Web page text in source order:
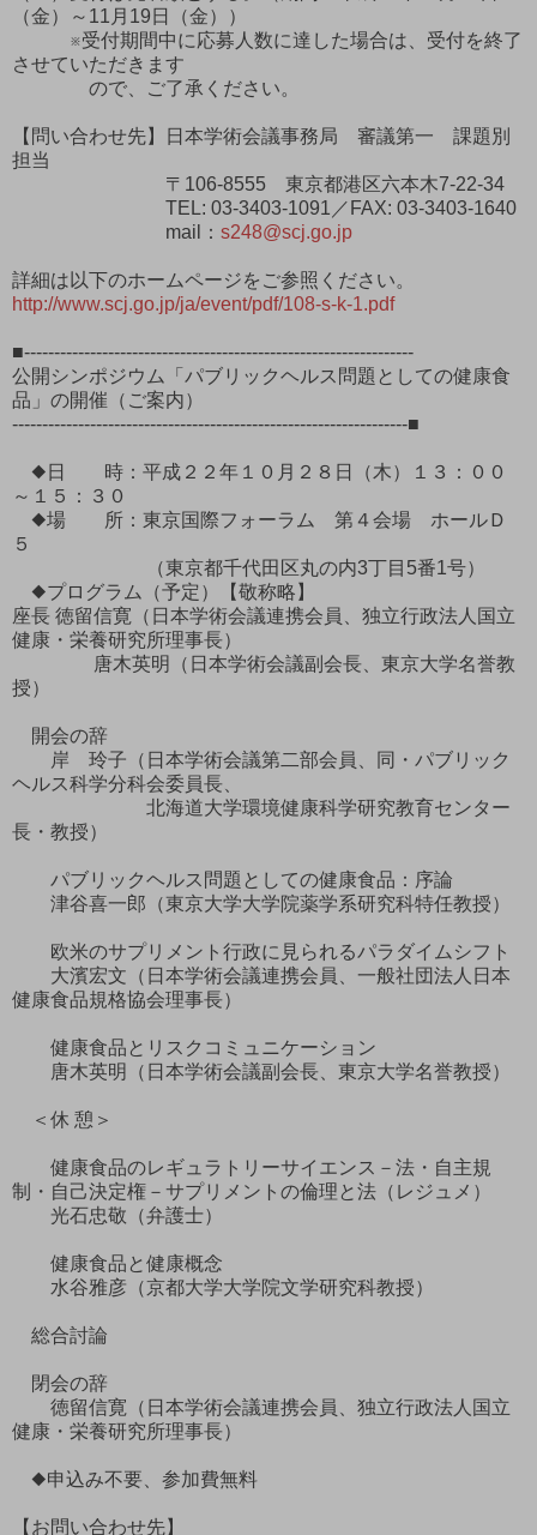
（金）～11月19日（金））
※受付期間中に応募人数に達した場合は、受付を終了
させていただきます
ので、ご了承ください。
【問い合わせ先】日本学術会議事務局 審議第一 課題別
担当
〒106-8555 東京都港区六本木7-22-34
TEL: 03-3403-1091／FAX: 03-3403-1640
mail： s248@scj.go.jp
詳細は以下のホームページをご参照ください。
http://www.scj.go.jp/ja/event/pdf/108-s-k-1.pdf
■-----------------------------------------------------------------
公開シンポジウム「パブリックヘルス問題としての健康食
品」の開催（ご案内）
------------------------------------------------------------------■
◆日 時：平成２２年１０月２８日（木）１３：００
～１５：３０
◆場 所：東京国際フォーラム 第４会場 ホールＤ
５
（東京都千代田区丸の内3丁目5番1号）
◆プログラム（予定）【敬称略】
座長 徳留信寛（日本学術会議連携会員、独立行政法人国立
健康・栄養研究所理事長）
唐木英明（日本学術会議副会長、東京大学名誉教
授）
開会の辞
岸 玲子（日本学術会議第二部会員、同・パブリック
ヘルス科学分科会委員長、
北海道大学環境健康科学研究教育センター
長・教授）
パブリックヘルス問題としての健康食品：序論
津谷喜一郎（東京大学大学院薬学系研究科特任教授）
欧米のサプリメント行政に見られるパラダイムシフト
大濱宏文（日本学術会議連携会員、一般社団法人日本
健康食品規格協会理事長）
健康食品とリスクコミュニケーション
唐木英明（日本学術会議副会長、東京大学名誉教授）
＜休 憩＞
健康食品のレギュラトリーサイエンス－法・自主規
制・自己決定権－サプリメントの倫理と法（レジュメ）
光石忠敬（弁護士）
健康食品と健康概念
水谷雅彦（京都大学大学院文学研究科教授）
総合討論
閉会の辞
徳留信寛（日本学術会議連携会員、独立行政法人国立
健康・栄養研究所理事長）
◆申込み不要、参加費無料
【お問い合わせ先】